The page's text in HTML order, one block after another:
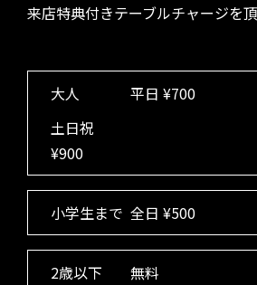
来店特典付きテーブルチャージを
大人 平日 ¥700
土日祝
¥900
小学生まで 全日 ¥500
2歳以下 無料